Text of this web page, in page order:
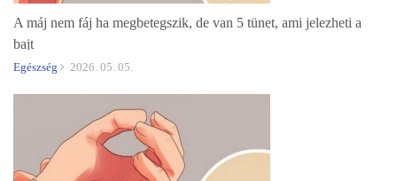
A máj nem fáj ha megbetegszik, de van 5 tünet, ami jelezheti a
bajt
Egészség 2026. 05. 05.